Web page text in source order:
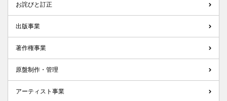
お詫びと訂正
出版事業
著作権事業
原盤制作・管理
アーティスト事業